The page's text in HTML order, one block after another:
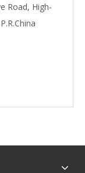
Road, High-